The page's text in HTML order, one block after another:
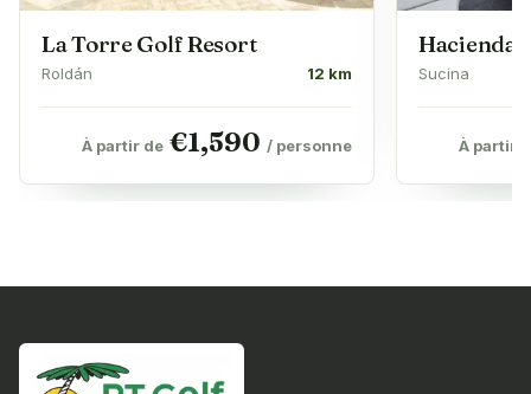
La Torre Golf Resort
Roldán 12 km
À partir de €1,590 / personne
Hacienda
Sucina
À partir